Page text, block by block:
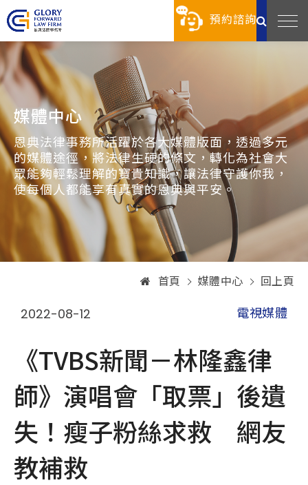
預約諮詢
媒體中心
恩典法律事務所活躍於各大媒體版面，透過多元
的媒體途徑，將法律生硬的條文，轉化為社會大
眾能夠輕鬆理解的寶貴知識，讓法律守護你我，
使每個人都能享有真實的恩典與平安。
首頁 媒體中心 回上頁
2022-08-12 電視媒體
《TVBS新聞－林隆鑫律
師》演唱會「取票」後遺
失！瘦子粉絲求救 網友
教補救